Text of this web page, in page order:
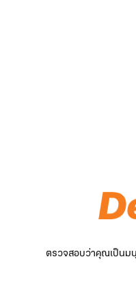
ตรวจสอบว่าคุณเป็นม